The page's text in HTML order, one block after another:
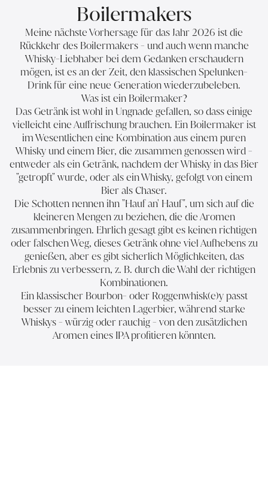
Boilermakers
Meine nächste Vorhersage für das Jahr 2026 ist die
Rückkehr des Boilermakers - und auch wenn manche
Whisky-Liebhaber bei dem Gedanken erschaudern
mögen, ist es an der Zeit, den klassischen Spelunken-
Drink für eine neue Generation wiederzubeleben.
Was ist ein Boilermaker?
Das Getränk ist wohl in Ungnade gefallen, so dass einige
vielleicht eine Auffrischung brauchen. Ein Boilermaker ist
im Wesentlichen eine Kombination aus einem puren
Whisky und einem Bier, die zusammen genossen wird -
entweder als ein Getränk, nachdem der Whisky in das Bier
"getropft" wurde, oder als ein Whisky, gefolgt von einem
Bier als Chaser.
Die Schotten nennen ihn "Hauf an' Hauf", um sich auf die
kleineren Mengen zu beziehen, die die Aromen
zusammenbringen. Ehrlich gesagt gibt es keinen richtigen
oder falschen Weg, dieses Getränk ohne viel Aufhebens zu
genießen, aber es gibt sicherlich Möglichkeiten, das
Erlebnis zu verbessern, z. B. durch die Wahl der richtigen
Kombinationen.
Ein klassischer Bourbon- oder Roggenwhisk(e)y passt
besser zu einem leichten Lagerbier, während starke
Whiskys - würzig oder rauchig - von den zusätzlichen
Aromen eines IPA profitieren könnten.